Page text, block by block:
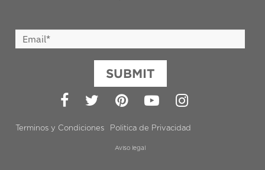
SUBMIT
Facebook
TwitterPinterest
YouTubeInstagram
Terminos y Condiciones Politica de Privacidad
Aviso legal